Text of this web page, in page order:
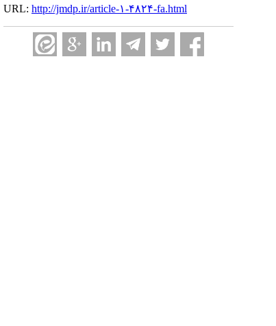
URL: http://jmdp.ir/article-۱-۴۸۲۴-fa.html